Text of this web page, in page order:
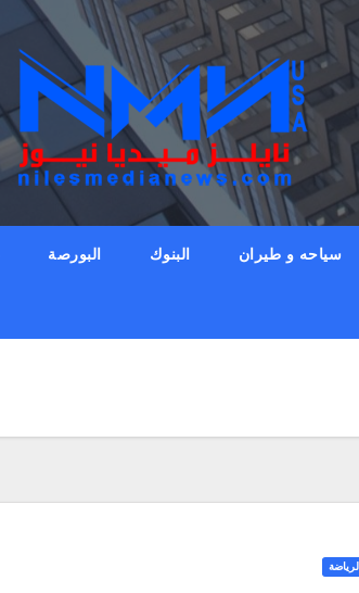
سياحه و طيران البنوك البورصة
الرياضة